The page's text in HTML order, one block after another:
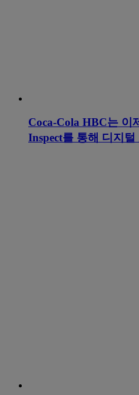
Coca-Cola HBC는 이
Inspect를 통해 디지